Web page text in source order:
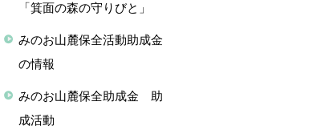
「箕面の森の守りびと」
みのお山麓保全活動助成金
の情報
みのお山麓保全助成金 助
成活動